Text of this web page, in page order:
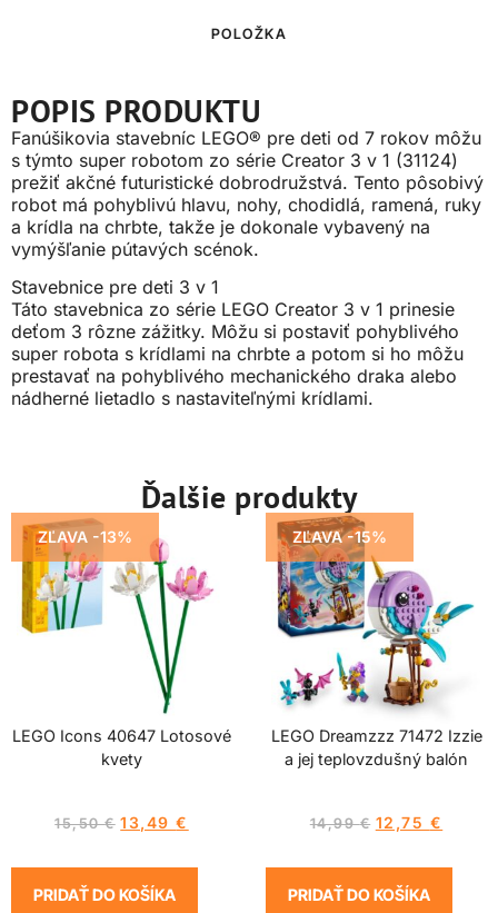
POLOŽKA
POPIS PRODUKTU
Fanúšikovia stavebníc LEGO® pre deti od 7 rokov môžu
s týmto super robotom zo série Creator 3 v 1 (31124)
prežiť akčné futuristické dobrodružstvá. Tento pôsobivý
robot má pohyblivú hlavu, nohy, chodidlá, ramená, ruky
a krídla na chrbte, takže je dokonale vybavený na
vymýšľanie pútavých scénok.
Stavebnice pre deti 3 v 1
Táto stavebnica zo série LEGO Creator 3 v 1 prinesie
deťom 3 rôzne zážitky. Môžu si postaviť pohyblivého
super robota s krídlami na chrbte a potom si ho môžu
prestavať na pohyblivého mechanického draka alebo
nádherné lietadlo s nastaviteľnými krídlami.
Ďalšie produkty
ZĽAVA -13%
LEGO Icons 40647 Lotosové
kvety
15,50€ 13,49€
PRIDAŤ DO KOŠÍKA
ZĽAVA -15%
LEGO Dreamzzz 71472 Izzie
a jej teplovzdušný balón
14,99€ 12,75 €
PRIDAŤ DO KOŠÍKA